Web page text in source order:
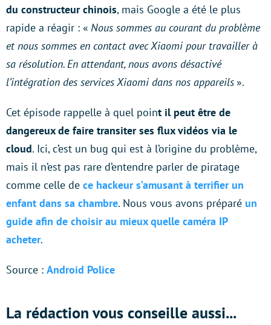
du constructeur chinois, mais Google a été le plus
rapide a réagir : « Nous sommes au courant du problème
et nous sommes en contact avec Xiaomi pour travailler à
sa résolution. En attendant, nous avons désactivé
l’intégration des services Xiaomi dans nos appareils ».
Cet épisode rappelle à quel point il peut être de
dangereux de faire transiter ses flux vidéos via le
cloud. Ici, c’est un bug qui est à l’origine du problème,
mais il n’est pas rare d’entendre parler de piratage
comme celle de ce hackeur s’amusant à terrifier un
enfant dans sa chambre. Nous vous avons préparé un
guide afin de choisir au mieux quelle caméra IP
acheter.
Source : Android Police
La rédaction vous conseille aussi...